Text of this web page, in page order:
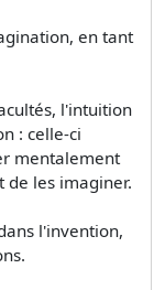
en tant
l'intuition
: celle-ci
mentalement
de les imaginer.
l'invention,